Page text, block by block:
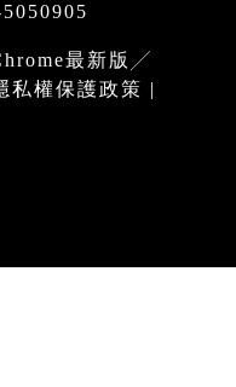
最新版╱
私權保護政策 |